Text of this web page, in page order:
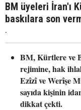
BM üyeleri İran'ı
baskılara son
.
BM, Kürtlere ve
rejimine, hak
Ezîzî ve Werîşe
sayıda kişinin
dikkat çekti.